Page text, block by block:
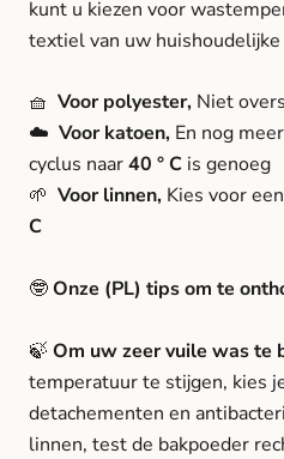
kunt u kiezen voor
textiel van uw
🧺 Voor polyester, Niet
☁️ Voor katoen, En nog
cyclus naar40 ° C is genoeg
🌱 Voor linnen, Kies voor
C
🤓Onze (PL) tips om te
🍃 Om uw zeer vuile was te
temperatuur te stijgen, kies
detachementen en
linnen, test de bakpoeder